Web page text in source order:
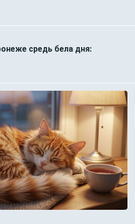
средь бела дня: